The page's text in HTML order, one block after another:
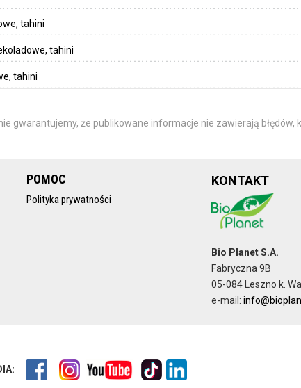
tahini
tahini
tahini
gwarantujemy, że publikowane informacje nie zawierają
POMOC
Polityka prywatności
KONTAKT
Bio Planet S.A.
Fabryczna 9B
05-084 Leszno k.
e-mail: